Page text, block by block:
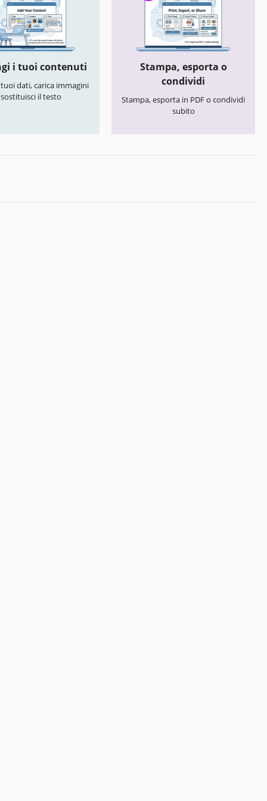
i tuoi contenuti
dati, carica immagini
il testo
Stampa, esporta o
condividi
Stampa, esporta in PDF o condividi
subito